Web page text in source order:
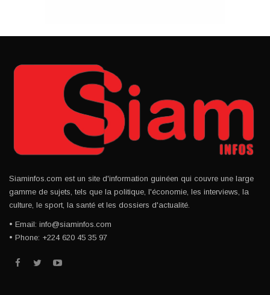
Siaminfos.com est un site d'information guinéen qui couvre une large
gamme de sujets, tels que la politique, l'économie, les interviews, la
culture, le sport, la santé et les dossiers d'actualité.
• Email: info@siaminfos.com
• Phone: +224 620 45 35 97